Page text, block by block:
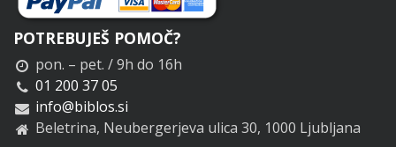
POTREBUJEŠ POMOČ?
pon. – pet. / 9h do 16h
01 200 37 05
info@biblos.si
Beletrina, Neubergerjeva ulica 30, 1000 Ljubljana